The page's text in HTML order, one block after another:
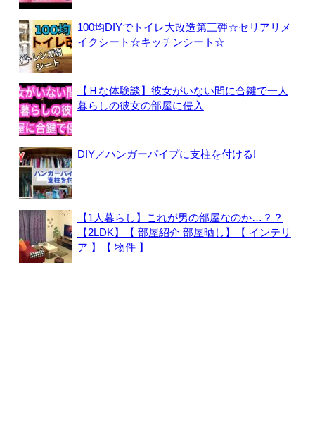
100均DIYでトイレ大改造第三弾☆セリアリメ
イクシート☆キッチンシート☆
【Ｈな体験談】彼女がいない間に合鍵で一人
暮らしの彼女の部屋に侵入
DIY／ハンガーパイプに支柱を付ける!
【1人暮らし】これが男の部屋なのか…？？
【2LDK】【 部屋紹介 部屋晒し】【 インテリ
ア 】【 物件 】